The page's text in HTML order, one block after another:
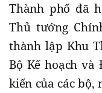
Thành phố đã
Thủ tướng
thành lập Khu
Bộ Kế hoạch
kiến của các bộ,